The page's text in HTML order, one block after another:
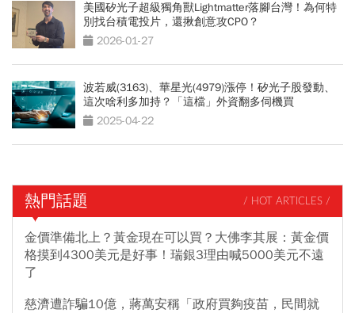
美國矽光子超級獨角獸Lightmatter落腳台灣！為何特
別找台積電投片，還揪創意攻CPO？
2026-01-27
波若威(3163)、華星光(4979)漲停！矽光子股發動、
這次啥利多加持？「這檔」外資翻多伺機買
2025-04-22
熱門話題 / HOT ARTICLES /
金價準備北上？黃金現在可以買？大佛李其展：黃金價
格摸到4300美元是好事！瑞銀3理由喊5000美元不遠
了
慈濟遭詐騙10億，蔣萬安稱「政府買夠疫苗，民間就